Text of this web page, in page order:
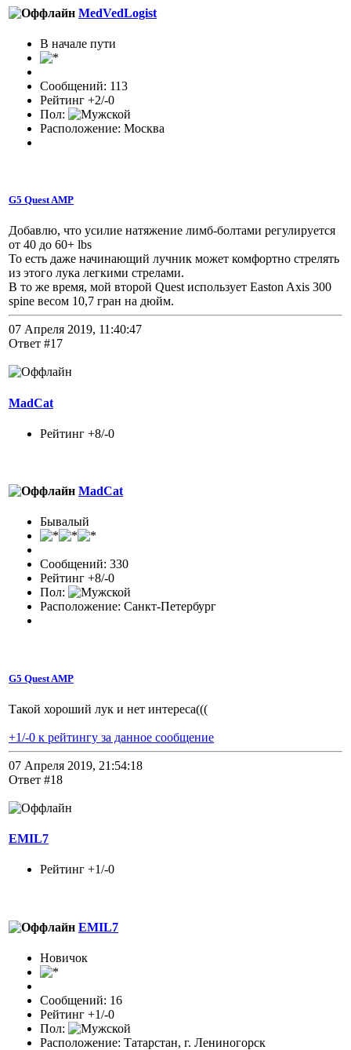
MedVedLogist
В начале пути
Сообщений: 113
Рейтинг +2/-0
Пол:
Расположение: Москва
G5 Quest AMP
Добавлю, что усилие натяжение лимб-болтами регулируется
от 40 до 60+ lbs
То есть даже начинающий лучник может комфортно стрелять
из этого лука легкими стрелами.
В то же время, мой второй Quest использует Easton Axis 300
spine весом 10,7 гран на дюйм.
07 Апреля 2019, 11:40:47
Ответ #17
MadCat
Рейтинг +8/-0
MadCat
Бывалый
Сообщений: 330
Рейтинг +8/-0
Пол:
Расположение: Санкт-Петербург
G5 Quest AMP
Такой хороший лук и нет интереса(((
+1/-0 к рейтингу за данное сообщение
07 Апреля 2019, 21:54:18
Ответ #18
EMIL7
Рейтинг +1/-0
EMIL7
Новичок
Сообщений: 16
Рейтинг +1/-0
Пол:
Расположение: Татарстан, г. Лениногорск